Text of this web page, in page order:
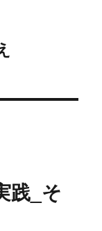
践_そ